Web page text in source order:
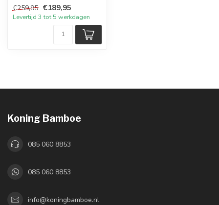
€259,95 €189,95
Levertijd 3 tot 5 werkdagen
Koning Bamboe
085 060 8853
085 060 8853
info@koningbamboe.nl